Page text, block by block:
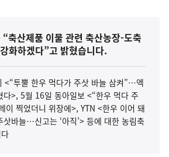
축산제품 이물 관련 축산농장-도축
화하겠다”고 밝혔습니다.
<“투뿔 한우 먹다가 주삿 바늘 삼켜”…엑
다>, 5월 16일 동아일보 <“한우 먹다 주
이 찍었더니 위장에>, YTN <한우 이어 돼
삿바늘…신고는 ‘아직’> 등에 대한 농림축